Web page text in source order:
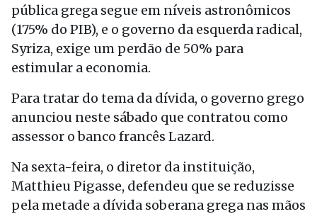
pública grega segue em níveis astronômicos
(175% do PIB), e o governo da esquerda radical,
Syriza, exige um perdão de 50% para
estimular a economia.
Para tratar do tema da dívida, o governo grego
anunciou neste sábado que contratou como
assessor o banco francês Lazard.
Na sexta-feira, o diretor da instituição,
Matthieu Pigasse, defendeu que se reduzisse
pela metade a dívida soberana grega nas mãos